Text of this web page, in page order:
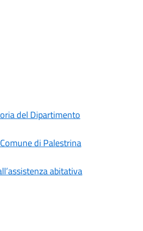
del Dipartimento
di Palestrina
abitativa